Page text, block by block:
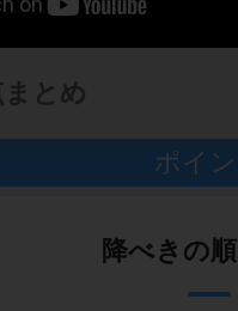
とめ
ポイン
降べきの